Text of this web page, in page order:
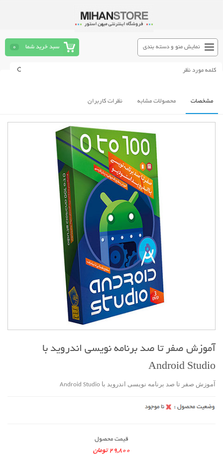
سبد خرید شما 0 نمایش منو و دسته بندی
مشخصات محصولات مشابه نظرات کاربران
آموزش صفر تا صد برنامه نویسی اندروید با
Android Studio
آموزش صفر تا صد برنامه نویسی اندروید با Android Studio
قیمت محصول
29,800 تومان